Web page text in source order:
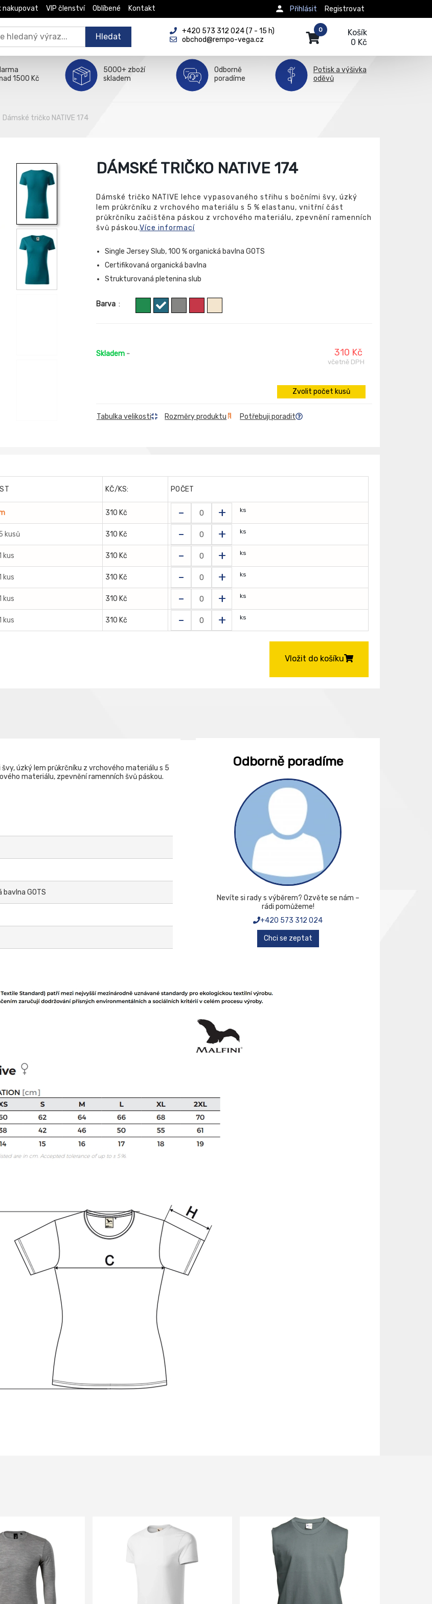
nakupovat VIP členství Oblíbené Kontakt Registrovat
Přihlásit
Hledat
+420 573 312 024 (7 - 15 h)
obchod@rempo-vega.cz
Košík
0 Kč
0
1500 Kč
5000+ zboží
skladem
Odborně
poradíme
Potisk a výšivka
oděvů
Dámské tričko NATIVE 174
DÁMSKÉ TRIČKO NATIVE 174
Dámské tričko NATIVE lehce vypasovaného střihu s bočními švy, úzký
lem průkrčníku z vrchového materiálu s 5 % elastanu, vnitřní část
průkrčníku začištěna páskou z vrchového materiálu, zpevnění ramenních
švů páskou.Více informací
Single Jersey Slub, 100 % organická bavlna GOTS
Certifikovaná organická bavlna
Strukturovaná pletenina slub
Barva :
Skladem - 310 Kč
včetně DPH
Zvolit počet kusů
Tabulka velikosti Rozměry produktu Potřebuji poradit
KČ/KS: POČET
310 Kč - + ks
kusů 310 Kč - + ks
kus 310 Kč - + ks
kus 310 Kč - + ks
kus 310 Kč - + ks
kus 310 Kč - + ks
Vložit do košíku
úzký lem průkrčníku z vrchového materiálu s 5
materiálu, zpevnění ramenních švů páskou.
bavlna GOTS
Odborně poradíme
Nevíte si rady s výběrem? Ozvěte se nám –
rádi pomůžeme!
+420 573 312 024
Chci se zeptat